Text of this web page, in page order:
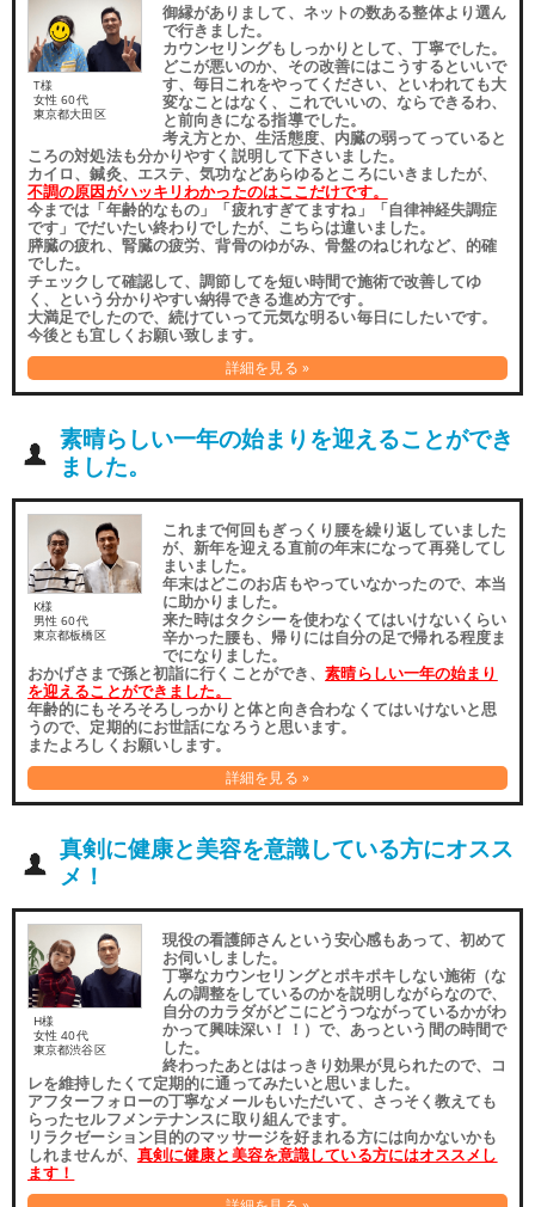
T様
女性 60代
東京都大田区
御縁がありまして、ネットの数ある整体より選ん
で行きました。
カウンセリングもしっかりとして、丁寧でした。
どこが悪いのか、その改善にはこうするといいで
す、毎日これをやってください、といわれても大
変なことはなく、これでいいの、ならできるわ、
と前向きになる指導でした。
考え方とか、生活態度、内臓の弱ってっていると
ころの対処法も分かりやすく説明して下さいました。
カイロ、鍼灸、エステ、気功などあらゆるところにいきましたが、
不調の原因がハッキリわかったのはここだけです。
今までは「年齢的なもの」「疲れすぎてますね」「自律神経失調症
です」でだいたい終わりでしたが、こちらは違いました。
膵臓の疲れ、腎臓の疲労、背骨のゆがみ、骨盤のねじれなど、的確
でした。
チェックして確認して、調節してを短い時間で施術で改善してゆ
く、という分かりやすい納得できる進め方です。
大満足でしたので、続けていって元気な明るい毎日にしたいです。
今後とも宜しくお願い致します。
詳細を見る »
素晴らしい一年の始まりを迎えることができ
ました。
K様
男性 60代
東京都板橋区
これまで何回もぎっくり腰を繰り返していました
が、新年を迎える直前の年末になって再発してし
まいました。
年末はどこのお店もやっていなかったので、本当
に助かりました。
来た時はタクシーを使わなくてはいけないくらい
辛かった腰も、帰りには自分の足で帰れる程度ま
でになりました。
おかげさまで孫と初詣に行くことができ、素晴らしい一年の始まり
を迎えることができました。
年齢的にもそろそろしっかりと体と向き合わなくてはいけないと思
うので、定期的にお世話になろうと思います。
またよろしくお願いします。
詳細を見る »
真剣に健康と美容を意識している方にオスス
メ！
H様
女性 40代
東京都渋谷区
現役の看護師さんという安心感もあって、初めて
お伺いしました。
丁寧なカウンセリングとポキポキしない施術（な
んの調整をしているのかを説明しながらなので、
自分のカラダがどこにどうつながっているかがわ
かって興味深い！！）で、あっという間の時間で
した。
終わったあとははっきり効果が見られたので、コ
レを維持したくて定期的に通ってみたいと思いました。
アフターフォローの丁寧なメールもいただいて、さっそく教えても
らったセルフメンテナンスに取り組んでます。
リラクゼーション目的のマッサージを好まれる方には向かないかも
しれませんが、 真剣に健康と美容を意識している方にはオススメし
ます！